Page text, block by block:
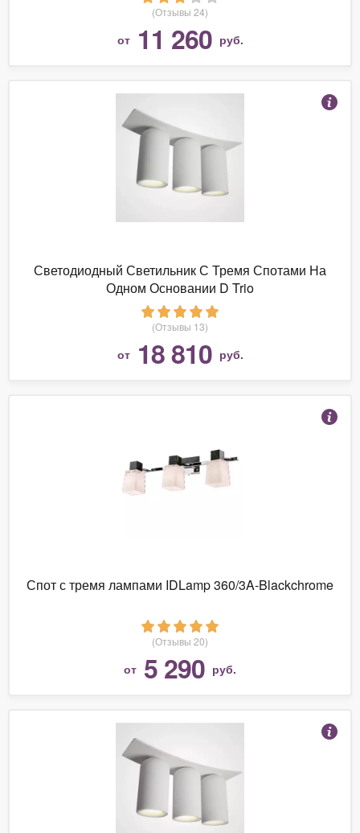
(Отзывы 24)
от 11 260 руб.
Светодиодный Светильник С Тремя Спотами На
Одном Основании D Trio
(Отзывы 13)
от 18 810 руб.
Спот с тремя лампами IDLamp 360/3A-Blackchrome
(Отзывы 20)
от 5 290 руб.